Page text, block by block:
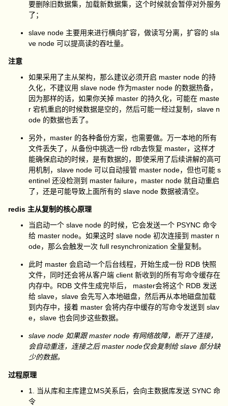
要删除旧数据集，加载新数据集，这个时候就会暂停对外服务
了；
slave node 主要用来进行横向扩容，做读写分离，扩容的 sla
ve node 可以提高读的吞吐量。
注意
如果采用了主从架构，那么建议必须开启 master node 的持
久化，不建议用 slave node 作为master node 的数据热备，
因为那样的话，如果你关掉 master 的持久化，可能在 maste
r 宕机重启的时候数据是空的，然后可能一经过复制，slave n
ode 的数据也丢了。
另外，master 的各种备份方案，也需要做。万一本地的所有
文件丢失了，从备份中挑选一份 rdb去恢复 master，这样才
能确保启动的时候，是有数据的，即使采用了后续讲解的高可
用机制，slave node 可以自动接管 master node，但也可能 s
entinel 还没检测到 master failure，master node 就自动重启
了，还是可能导致上面所有的 slave node 数据被清空。
redis 主从复制的核心原理
当启动一个 slave node 的时候，它会发送一个 PSYNC 命令
给 master node。如果这时 slave node 初次连接到 master n
ode，那么会触发一次 full resynchronization 全量复制。
此时 master 会启动一个后台线程，开始生成一份 RDB 快照
文件，同时还会将从客户端 client 新收到的所有写命令缓存在
内存中。RDB 文件生成完毕后， master会将这个 RDB 发送
给 slave，slave 会先写入本地磁盘，然后再从本地磁盘加载
到内存中，接着 master 会将内存中缓存的写命令发送到 slav
e，slave 也会同步这些数据。
slave node 如果跟 master node 有网络故障，断开了连接，
会自动重连，连接之后 master node仅会复制给 slave 部分缺
少的数据。
过程原理
1. 当从库和主库建立MS关系后，会向主数据库发送 SYNC 命
令